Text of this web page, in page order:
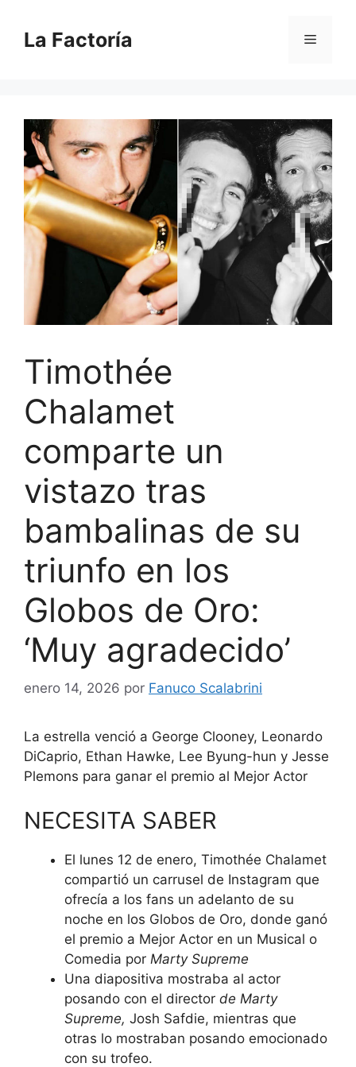
contenido
La Factoría Menú
Timothée
Chalamet
comparte un
vistazo tras
bambalinas de su
triunfo en los
Globos de Oro:
‘Muy agradecido’
enero 14, 2026 por Fanuco Scalabrini
La estrella venció a George Clooney, Leonardo
DiCaprio, Ethan Hawke, Lee Byung-hun y Jesse
Plemons para ganar el premio al Mejor Actor
NECESITA SABER
El lunes 12 de enero, Timothée Chalamet
compartió un carrusel de Instagram que
ofrecía a los fans un adelanto de su
noche en los Globos de Oro, donde ganó
el premio a Mejor Actor en un Musical o
Comedia por Marty Supreme
Una diapositiva mostraba al actor
posando con el director de Marty
Supreme, Josh Safdie, mientras que
otras lo mostraban posando emocionado
con su trofeo.